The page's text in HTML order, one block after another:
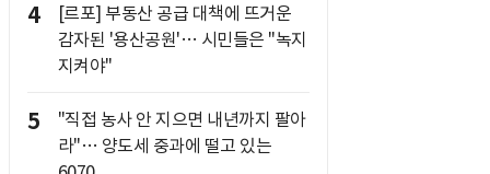
4
[르포] 부동산 공급 대책에 뜨거운
감자된 '용산공원'… 시민들은 "녹지
지켜야"
5
"직접 농사 안 지으면 내년까지 팔아
라"… 양도세 중과에 떨고 있는